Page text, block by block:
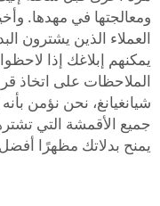
ومعالجتها في مهدها.
العملاء الذين يشترون
يمكنهم إبلاغك إذا
الملاحظات على اتخاذ
شيانغيانغ، نحن نؤمن
جميع الأقمشة التي
يمنح بدلاتك مظهرًا